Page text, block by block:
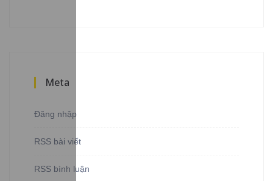
Meta
Đăng nhập
RSS bài viết
RSS bình luận